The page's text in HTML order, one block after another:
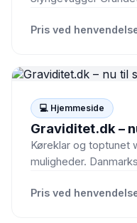
Pris ved
💻 Hjemmeside
Graviditet.dk –
Køreklar og toptunet
muligheder.
professionelt…
Pris ved